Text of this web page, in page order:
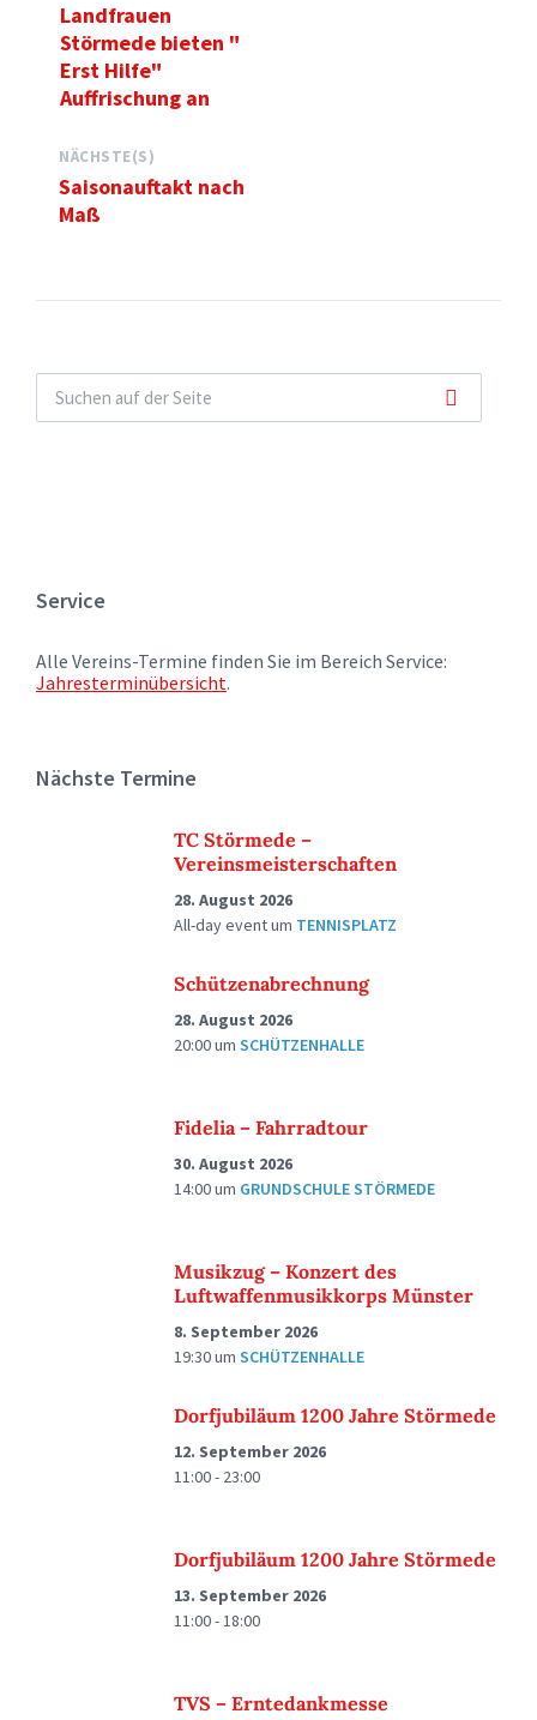
Landfrauen
Störmede bieten "
Erst Hilfe"
Auffrischung an
NÄCHSTE(S)
Saisonauftakt nach
Maß
Service
Alle Vereins-Termine finden Sie im Bereich Service:
Jahresterminübersicht.
Nächste Termine
TC Störmede –
Vereinsmeisterschaften
28. August 2026
All-day eventum TENNISPLATZ
Schützenabrechnung
28. August 2026
20:00um SCHÜTZENHALLE
Fidelia – Fahrradtour
30. August 2026
14:00um GRUNDSCHULE STÖRMEDE
Musikzug – Konzert des
Luftwaffenmusikkorps Münster
8. September 2026
19:30um SCHÜTZENHALLE
Dorfjubiläum 1200 Jahre Störmede
12. September 2026
11:00 - 23:00
Dorfjubiläum 1200 Jahre Störmede
13. September 2026
11:00 - 18:00
TVS – Erntedankmesse